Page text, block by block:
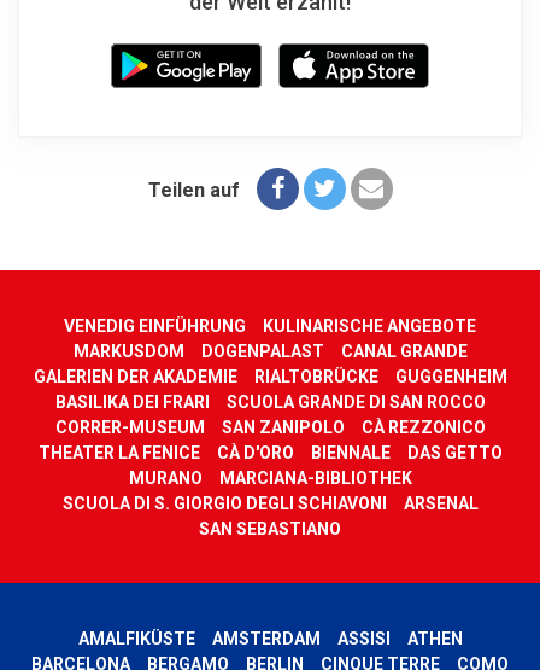
Teilen auf
VENEDIG EINFÜHRUNG
KULINARISCHE ANGEBOTE
MARKUSDOM
DOGENPALAST
CANAL GRANDE
GALERIEN DER AKADEMIE
RIALTOBRÜCKE
GUGGENHEIM
BASILIKA DEI FRARI
SCUOLA GRANDE DI SAN ROCCO
CORRER-MUSEUM
SAN ZANIPOLO
CÀ REZZONICO
THEATER LA FENICE
CÀ D'ORO BIENNALE
DAS GETTO
MURANO
MARCIANA-BIBLIOTHEK
SCUOLA DI S. GIORGIO DEGLI SCHIAVONI
ARSENAL
SAN SEBASTIANO
AMALFIKÜSTE AMSTERDAM ASSISI
ATHEN
BARCELONA
BERGAMO BERLIN CINQUE TERRE
COMO